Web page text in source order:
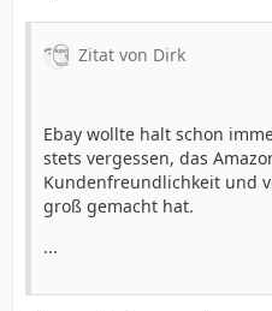
Zitat von Dirk
Ebay wollte halt schon
stets vergessen, das
Kundenfreundlichkeit und
groß gemacht hat.
...